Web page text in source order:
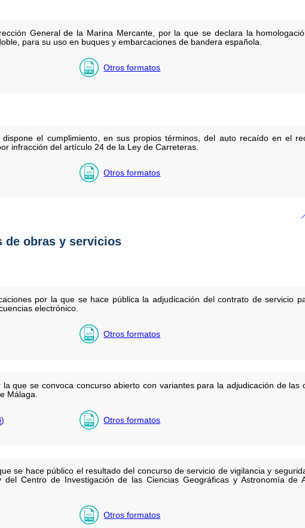
General de la Marina Mercante, por la que se declara la
para su uso en buques y embarcaciones de bandera española.
Otros formatos
el cumplimiento, en sus propios términos, del auto recaído en el
infracción del artículo 24 de la Ley de Carreteras.
Otros formatos
de obras y servicios
por la que se hace pública la adjudicación del contrato de servicio
electrónico.
Otros formatos
que se convoca concurso abierto con variantes para la adjudicación de las
Málaga.
) Otros formatos
se hace público el resultado del concurso de servicio de vigilancia y
Centro de Investigación de las Ciencias Geográficas y Astronomía de
Otros formatos